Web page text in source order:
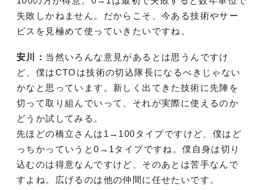
失敗しかねません。だからこそ、今ある技術やサー
ビスを見極めて使っていきたいですね。
安川： 当然いろんな意見があるとは思うんですけ
ど、僕はCTOは技術の切込隊長になるべきじゃない
かなと思っています。新しく出てきた技術に先陣を
切って取り組んでいって、それが実際に使えるのか
どうか試してみる。
先ほどの橋立さんは1→100タイプですけど、僕はど
っちかっていうと0→1タイプですね。僕自身は切り
込むのは得意なんですけど、そのあとは苦手なんで
すよね。広げるのは他の仲間に任せたいです。